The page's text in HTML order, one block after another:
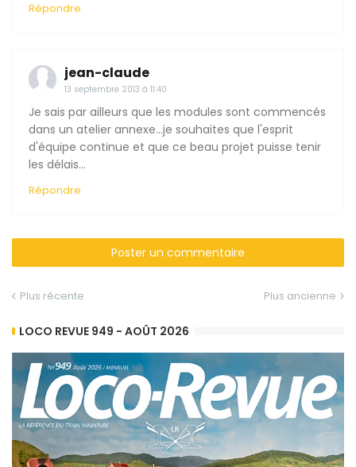
Répondre
jean-claude
13 septembre 2013 à 11:40
Je sais par ailleurs que les modules sont commencés
dans un atelier annexe...je souhaites que l'esprit
d'équipe continue et que ce beau projet puisse tenir
les délais...
Répondre
Poster un commentaire
Plus récente Plus ancienne
LOCO REVUE 949 - AOÛT 2026